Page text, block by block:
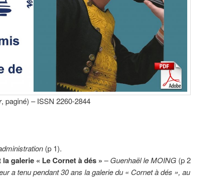
, paginé) – ISSN 2260-2844
(p 1).
galerie « Le Cornet à dés » –Guenhaël le MOING(p 2
a tenu pendant 30 ans la galerie du « Cornet à dés », au